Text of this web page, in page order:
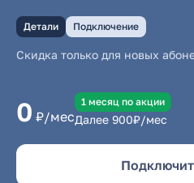
Детали Подключение
Скидка только для новых
0 ₽/мес
1 месяц по акции
Далее 900₽/мес